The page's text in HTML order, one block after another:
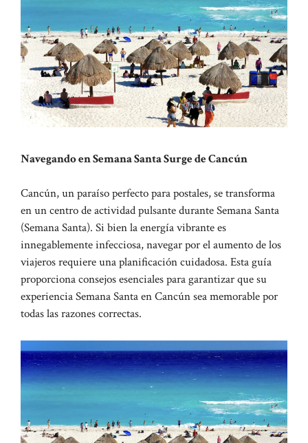
Navegando en Semana Santa Surge de Cancún
Cancún, un paraíso perfecto para postales, se transforma
en un centro de actividad pulsante durante Semana Santa
(Semana Santa). Si bien la energía vibrante es
innegablemente infecciosa, navegar por el aumento de los
viajeros requiere una planificación cuidadosa. Esta guía
proporciona consejos esenciales para garantizar que su
experiencia Semana Santa en Cancún sea memorable por
todas las razones correctas.